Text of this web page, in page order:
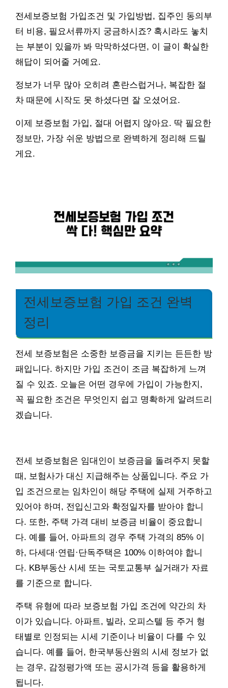
전세보증보험 가입조건 및 가입방법, 집주인 동의부
터 비용, 필요서류까지 궁금하시죠? 혹시라도 놓치
는 부분이 있을까 봐 막막하셨다면, 이 글이 확실한
해답이 되어줄 거예요.
정보가 너무 많아 오히려 혼란스럽거나, 복잡한 절
차 때문에 시작도 못 하셨다면 잘 오셨어요.
이제 보증보험 가입, 절대 어렵지 않아요. 딱 필요한
정보만, 가장 쉬운 방법으로 완벽하게 정리해 드릴
게요.
전세보증보험 가입 조건 완벽
정리
전세 보증보험은 소중한 보증금을 지키는 든든한 방
패입니다. 하지만 가입 조건이 조금 복잡하게 느껴
질 수 있죠. 오늘은 어떤 경우에 가입이 가능한지,
꼭 필요한 조건은 무엇인지 쉽고 명확하게 알려드리
겠습니다.
전세 보증보험은 임대인이 보증금을 돌려주지 못할
때, 보험사가 대신 지급해주는 상품입니다. 주요 가
입 조건으로는 임차인이 해당 주택에 실제 거주하고
있어야 하며, 전입신고와 확정일자를 받아야 합니
다. 또한, 주택 가격 대비 보증금 비율이 중요합니
다. 예를 들어, 아파트의 경우 주택 가격의 85% 이
하, 다세대·연립·단독주택은 100% 이하여야 합니
다. KB부동산 시세 또는 국토교통부 실거래가 자료
를 기준으로 합니다.
주택 유형에 따라 보증보험 가입 조건에 약간의 차
이가 있습니다. 아파트, 빌라, 오피스텔 등 주거 형
태별로 인정되는 시세 기준이나 비율이 다를 수 있
습니다. 예를 들어, 한국부동산원의 시세 정보가 없
는 경우, 감정평가액 또는 공시가격 등을 활용하게
됩니다.